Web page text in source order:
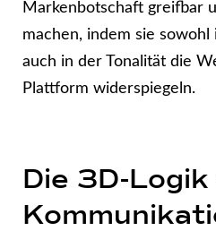
Markenbotschaft greifbar
machen, indem sie sowohl
auch in der Tonalität die
Plattform widerspiegeln.
Die 3D-